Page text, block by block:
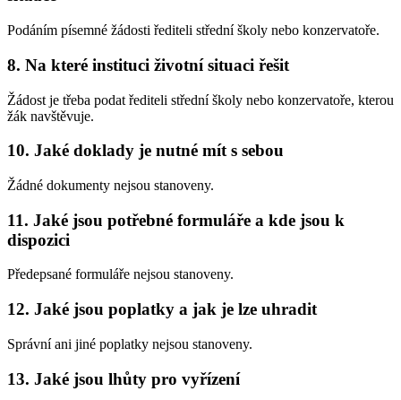
Podáním písemné žádosti řediteli střední školy nebo konzervatoře.
8. Na které instituci životní situaci řešit
Žádost je třeba podat řediteli střední školy nebo konzervatoře, kterou
žák navštěvuje.
10. Jaké doklady je nutné mít s sebou
Žádné dokumenty nejsou stanoveny.
11. Jaké jsou potřebné formuláře a kde jsou k
dispozici
Předepsané formuláře nejsou stanoveny.
12. Jaké jsou poplatky a jak je lze uhradit
Správní ani jiné poplatky nejsou stanoveny.
13. Jaké jsou lhůty pro vyřízení